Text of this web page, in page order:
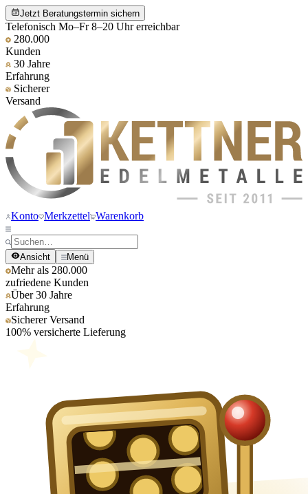
Jetzt Beratungstermin sichern
Telefonisch Mo–Fr 8–20 Uhr erreichbar
280.000
Kunden
30 Jahre
Erfahrung
Sicherer
Versand
Konto Merkzettel Warenkorb
Ansicht Menü
Mehr als 280.000
zufriedene Kunden
Über 30 Jahre
Erfahrung
Sicherer Versand
100% versicherte Lieferung